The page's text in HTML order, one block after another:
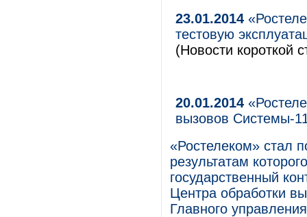
23.01.2014
тестовую
(Новости короткой
20.01.2014
вызовов Системы-
«Ростелеком» стал
результатам
государственный
Центра обработки
Главного